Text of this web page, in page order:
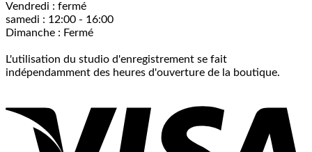
Vendredi : fermé
samedi : 12:00 - 16:00
Dimanche : Fermé
L'utilisation du studio d'enregistrement se fait
indépendamment des heures d'ouverture de la boutique.